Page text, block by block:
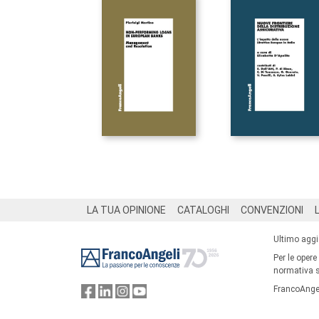
LA TUA OPINIONE CATALOGHI CONVENZIONI
Ultimo
Per le
normativa